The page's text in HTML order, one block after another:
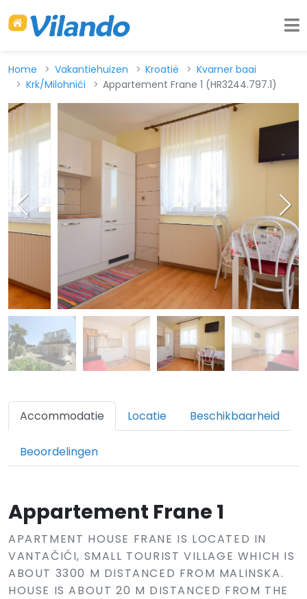
Home Vakantiehuizen Kroatië
Kvarner baai
Krk/Milohnići
Appartement Frane 1 (HR3244.797.1)
Accommodatie Locatie Beschikbaarheid
Beoordelingen
Appartement Frane 1
APARTMENT HOUSE FRANE IS LOCATED IN
VANTAČIĆI, SMALL TOURIST VILLAGE WHICH IS
ABOUT 3300 M DISTANCED FROM MALINSKA.
HOUSE IS ABOUT 20 M DISTANCED FROM THE